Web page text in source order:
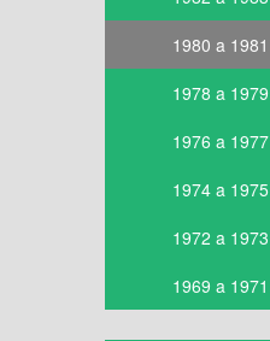
1980 a 1981
1978 a 1979
1976 a 1977
1974 a 1975
1972 a 1973
1969 a 1971